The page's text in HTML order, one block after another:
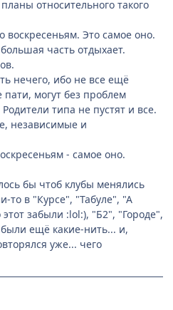
относительного такого
воскресеньям. Это самое оно.
часть отдыхает.
нечего, ибо не все ещё
могут без проблем
типа не пустят и все.
независимые и
- самое оно.
бы чтоб клубы менялись
то в "Курсе", "Табуле", "А
забыли :lol:), "Б2", "Городе",
ещё какие-нить... и,
уже... чего